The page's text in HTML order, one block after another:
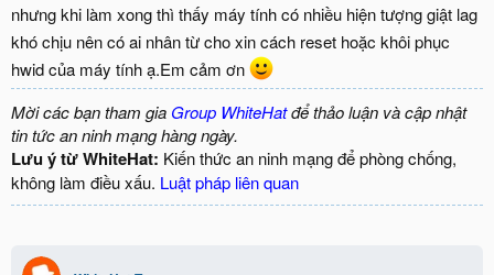
nhưng khi làm xong thì thấy máy tính có nhiều hiện tượng giật lag
khó chịu nên có ai nhân từ cho xin cách reset hoặc khôi phục
hwid của máy tính ạ.Em cảm ơn
Mời các bạn tham gia Group WhiteHatđể thảo luận và cập nhật
tin tức an ninh mạng hàng ngày.
Lưu ý từ WhiteHat: Kiến thức an ninh mạng để phòng chống,
không làm điều xấu. Luật pháp liên quan